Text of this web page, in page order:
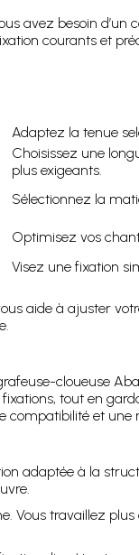
avez besoin d’un
courants et
Adaptez la tenue
Choisissez une
plus exigeants.
Sélectionnez la
Optimisez vos
Visez une fixation
aide à ajuster
cloueuse
tout en
compatibilité et
adaptée à la
travaillez